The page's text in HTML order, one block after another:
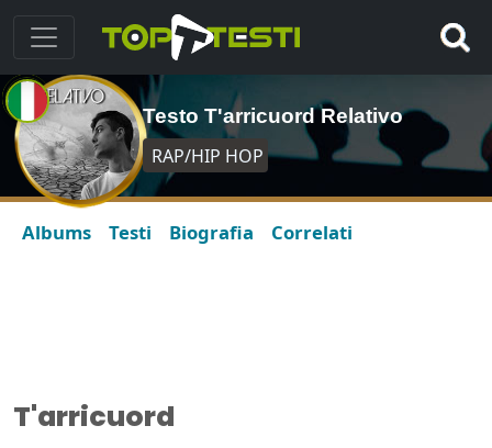
Testo T'arricuord Relativo
RAP/HIP HOP
Albums Testi Biografia Correlati
T'arricuord